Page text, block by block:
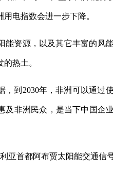
电指数会进一步下降。
能资源，以及其它丰富的风
热土。
，到2030年，非洲可以通过
及非洲民众，是当下中国企
亚首都阿布贾太阳能交通信